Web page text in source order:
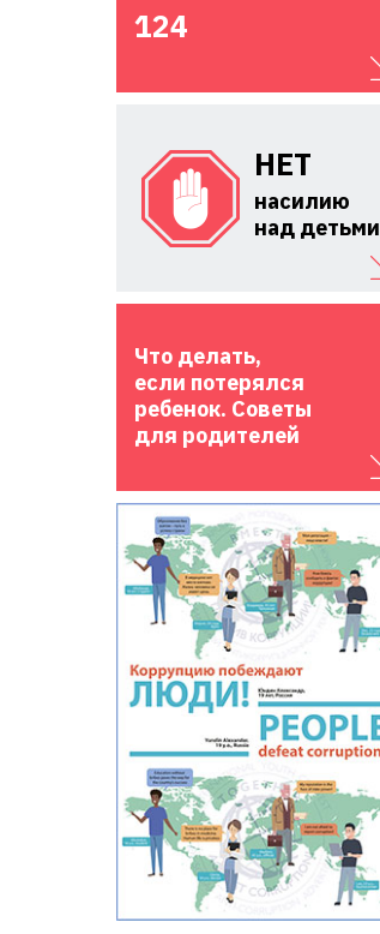
124
НЕТ
насилию
над детьми
Что делать,
если потерялся
ребенок. Советы
для родителей